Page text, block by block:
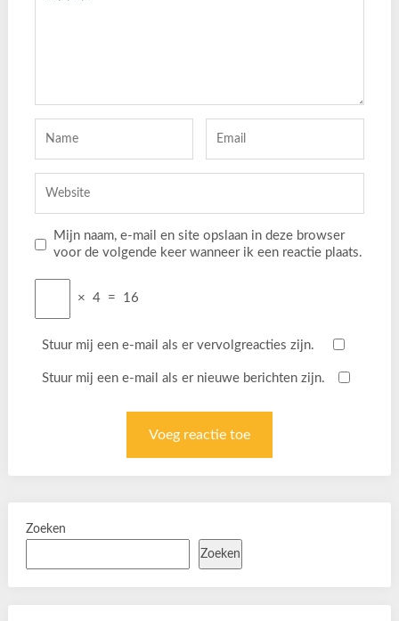
Mijn naam, e-mail en site opslaan in deze browser
voor de volgende keer wanneer ik een reactie plaats.
× 4 = 16
Stuur mij een e-mail als er vervolgreacties zijn.
Stuur mij een e-mail als er nieuwe berichten zijn.
Zoeken
Zoeken